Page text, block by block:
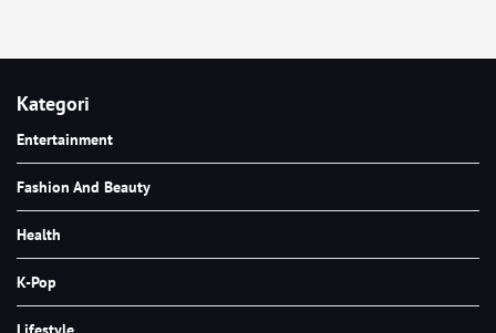
Kategori
Entertainment
Fashion And Beauty
Health
K-Pop